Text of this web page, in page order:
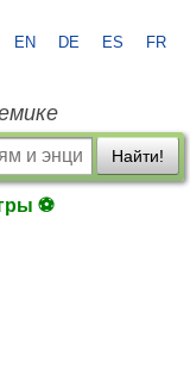
EN DE ES FR
Найти!
⚽